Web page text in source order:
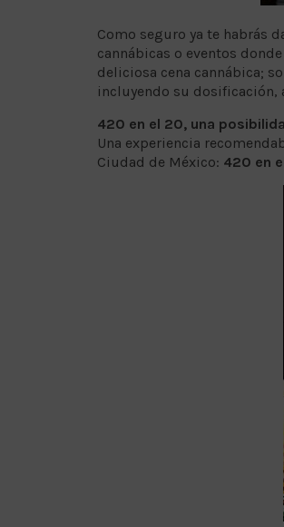
Como seguro ya te habrás
cannábicas o eventos
deliciosa cena cannábica;
incluyendo su dosificación,
420 en el 20, una
Una experiencia
Ciudad de México: 420 en